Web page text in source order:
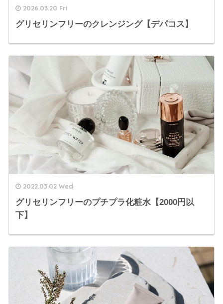
2026.03.20 Fri
グリセリンフリーのクレンジング【デパコス】
2022.03.02 Wed
グリセリンフリーのプチプラ化粧水【2000円以
下】